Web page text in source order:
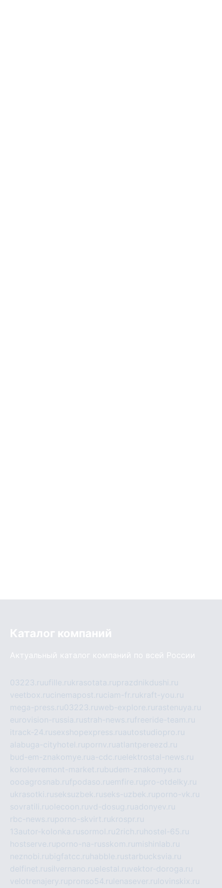
Каталог компаний
Актуальный каталог компаний по всей России
03223.ruufille.rukrasotata.ruprazdnikdushi.ru
veetbox.rucinemapost.ruciam-fr.rukraft-you.ru
mega-press.ru03223.ruweb-explore.ru rastenuya.ru
eurovision-russia.rustrah-news.rufreeride-team.ru
itrack-24.rusexshopexpress.ruautostudiopro.ru
alabuga-cityhotel.rupornv.ruatlantpereezd.ru
bud-em-znakomye.rua-cdc.ruelektrostal-news.ru
korolevremont-market.rubudem-znakomye.ru
oooagrosnab.rufpodaso.ruemfire.rupro-otdelky.ru
ukrasotki.ruseksuzbek.ruseks-uzbek.ruporno-vk.ru
sovratili.ruolecoon.ruvd-dosug.ruadonyev.ru
rbc-news.ruporno-skvirt.rukrospr.ru
13autor-kolonka.rusormol.ru2rich.ru hostel-65.ru
hostserve.ruporno-na-russkom.ru mishinlab.ru
neznobi.rubigfatcc.ru habble.rustarbucksvia.ru
delfinet.rusilvernano.ruelestal.ruvektor-doroga.ru
velotrenajery.rupronso54.ru lenasever.ru lovinskix.ru